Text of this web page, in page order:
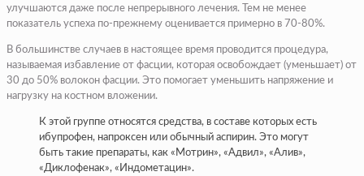
улучшаются даже после непрерывного лечения. Тем не менее
показатель успеха по-прежнему оценивается примерно в 70-80%.
В большинстве случаев в настоящее время проводится процедура,
называемая избавление от фасции, которая освобождает (уменьшает) от
30 до 50% волокон фасции. Это помогает уменьшить напряжение и
нагрузку на костном вложении.
К этой группе относятся средства, в составе которых есть
ибупрофен, напроксен или обычный аспирин. Это могут
быть такие препараты, как «Мотрин», «Адвил», «Алив»,
«Диклофенак», «Индометацин».